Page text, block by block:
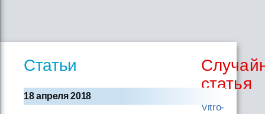
Статьи
18 апреля 2018
статья
Vitro-